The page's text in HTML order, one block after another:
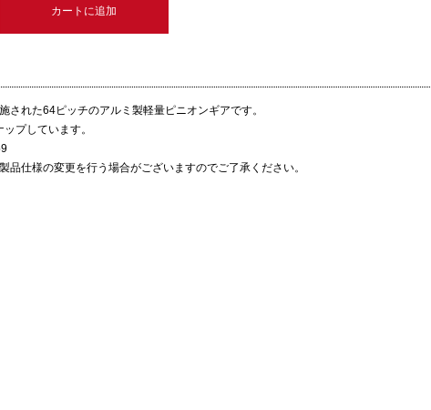
された64ピッチのアルミ製軽量ピニオンギアです。
プしています。
品仕様の変更を行う場合がございますのでご了承ください。